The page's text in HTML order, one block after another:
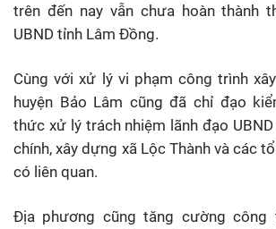
trên đến nay vẫn chưa hoàn thành
UBND tỉnh Lâm Đồng.
Cùng với xử lý vi phạm công trình
huyện Bảo Lâm cũng đã chỉ đạo
thức xử lý trách nhiệm lãnh đạo
chính, xây dựng xã Lộc Thành và các
có liên quan.
Địa phương cũng tăng cường